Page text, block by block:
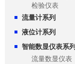
检验仪表
流量计系列
液位计系列
智能数显仪表系列
流量数显仪表